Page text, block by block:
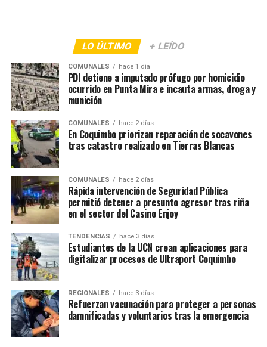
LO ÚLTIMO + LEÍDO
COMUNALES hace 1 día
PDI detiene a imputado prófugo por homicidio
ocurrido en Punta Mira e incauta armas, droga y
munición
COMUNALES hace 2 días
En Coquimbo priorizan reparación de socavones
tras catastro realizado en Tierras Blancas
COMUNALES hace 2 días
Rápida intervención de Seguridad Pública
permitió detener a presunto agresor tras riña
en el sector del Casino Enjoy
TENDENCIAS hace 3 días
Estudiantes de la UCN crean aplicaciones para
digitalizar procesos de Ultraport Coquimbo
REGIONALES hace 3 días
Refuerzan vacunación para proteger a personas
damnificadas y voluntarios tras la emergencia